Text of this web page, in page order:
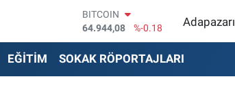
DOLAR
47,7436
%0.18
EURO
55,2510
%0.32
Adapazarı
EĞİTİM SOKAK RÖPORTAJLARI